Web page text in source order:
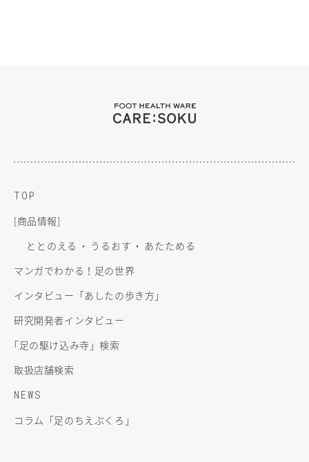
TOP
[商品情報]
ととのえる
うるおす
あたためる
マンガでわかる！足の世界
インタビュー「あしたの歩き方」
研究開発者インタビュー
「足の駆け込み寺」検索
取扱店舗検索
NEWS
コラム「足のちえぶくろ」